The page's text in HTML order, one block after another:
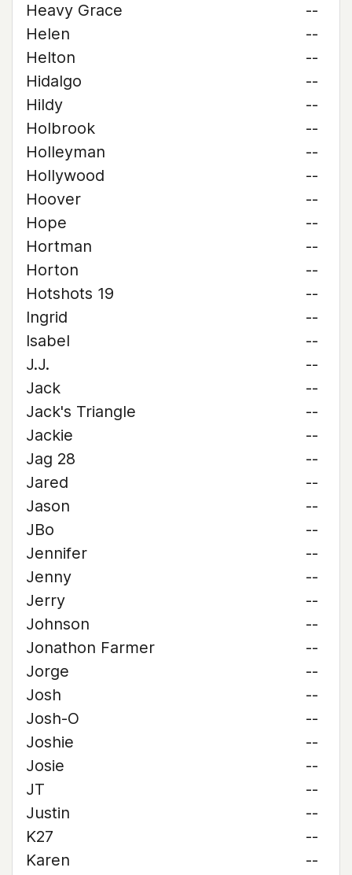
Heavy Grace
--
Helen
--
Helton
--
Hidalgo
--
Hildy
--
Holbrook
--
Holleyman
--
Hollywood
--
Hoover
--
Hope
--
Hortman
--
Horton
--
Hotshots 19
--
Ingrid
--
Isabel
--
J.J.
--
Jack
--
Jack's Triangle
--
Jackie
--
Jag 28
--
Jared
--
Jason
--
JBo
--
Jennifer
--
Jenny
--
Jerry
--
Johnson
--
Jonathon Farmer
--
Jorge
--
Josh
--
Josh-O
--
Joshie
--
Josie
--
JT
--
Justin
--
K27
--
Karen
--